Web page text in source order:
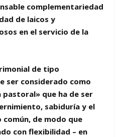
complementariedad
de laicos y
en el servicio de la
de tipo
ser considerado como
pastoral» que ha de ser
sabiduría y el
de modo que
con flexibilidad – en